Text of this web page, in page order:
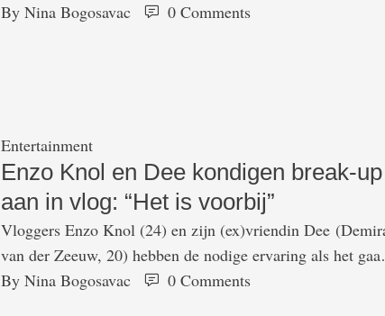
(misofonie!) en hoe het kan dat een bekende freelance
By Nina Bogosavac 0 Comments
Entertainment
Enzo Knol en Dee kondigen break-up
aan in vlog: “Het is voorbij”
Vloggers Enzo Knol (24) en zijn (ex)vriendin Dee
van der Zeeuw, 20) hebben de nodige ervaring als het gaat
om het opnemen van de meest hilarische YouTube-filmpjes,
By Nina Bogosavac 0 Comments